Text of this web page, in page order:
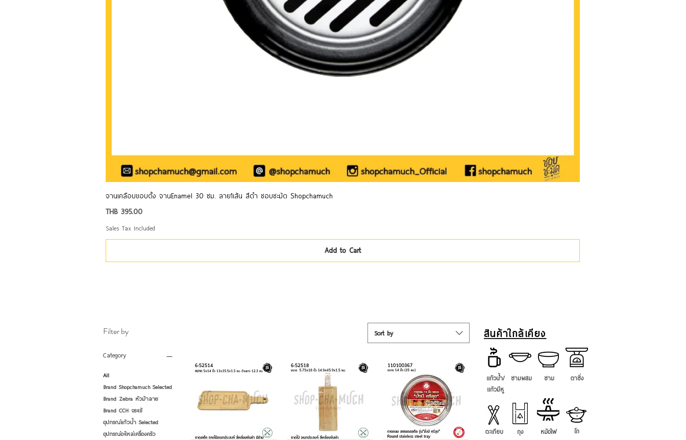
Quick View
จานเคลือบขอบตั้ง จานEnamel 30 ซม. ลาย1เส้น สีดำ ชอบชะมัด Shopchamuch
Price
THB 395.00
Sales Tax Included
Add to Cart
Filter by
Category
All
Brand Shopchamuch Selected
Brand Zebra หัวม้าลาย
Brand CCH จระเข้
อุปกรณ์แก้วน้ำ Selected
อุปกรณ์อะไหล่เครื่องครัว
Sort by สินค้าใกล้เคียง
แก้วน้ำ/
แก้วมีหู
ชามผสม
ตะเกียบ ถุง
ชาม ตาชั่ง
หม้อไฟ โถ